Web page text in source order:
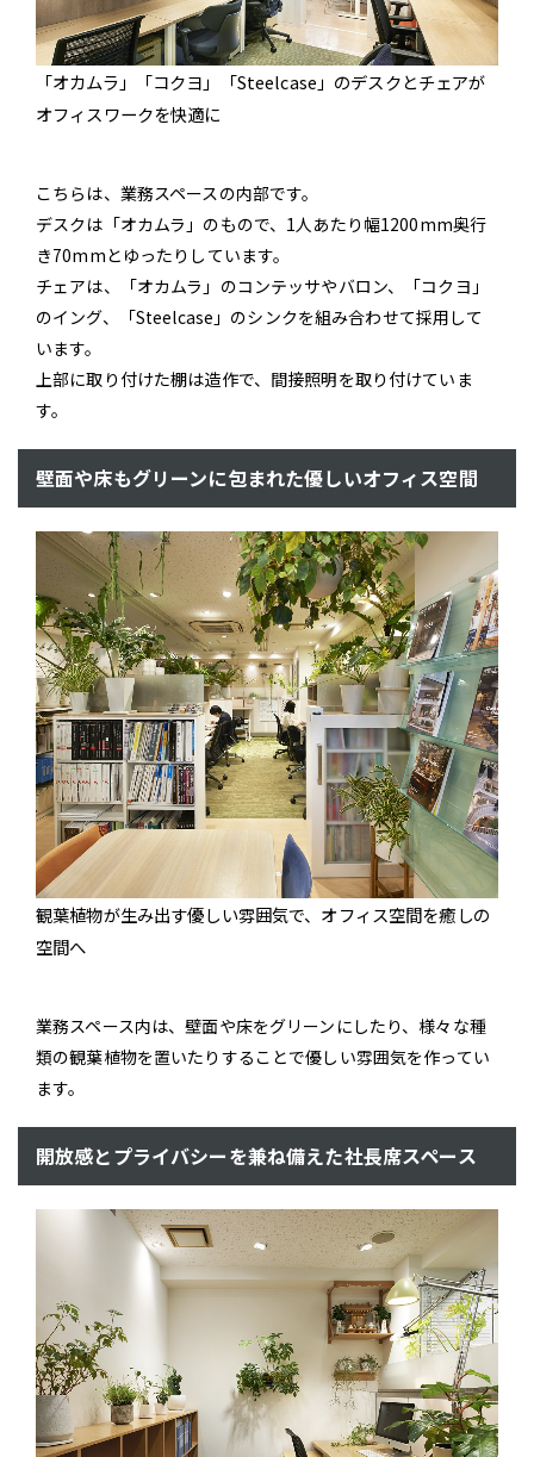
「オカムラ」「コクヨ」「Steelcase」のデスクとチェアが
オフィスワークを快適に
こちらは、業務スペースの内部です。
デスクは「オカムラ」のもので、1人あたり幅1200mm奥行
き70mmとゆったりしています。
チェアは、「オカムラ」のコンテッサやバロン、「コクヨ」
のイング、「Steelcase」のシンクを組み合わせて採用して
います。
上部に取り付けた棚は造作で、間接照明を取り付けていま
す。
壁面や床もグリーンに包まれた優しいオフィス空間
観葉植物が生み出す優しい雰囲気で、オフィス空間を癒しの
空間へ
業務スペース内は、壁面や床をグリーンにしたり、様々な種
類の観葉植物を置いたりすることで優しい雰囲気を作ってい
ます。
開放感とプライバシーを兼ね備えた社長席スペース